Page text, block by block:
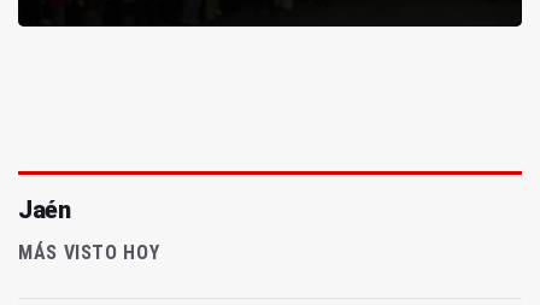
Jaén
MÁS VISTO HOY